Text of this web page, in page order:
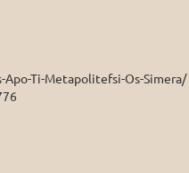
Ti-Metapolitefsi-Os-Simera/